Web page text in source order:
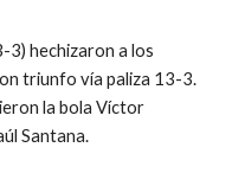
3) hechizaron a los
triunfo vía paliza 13-3.
la bola Víctor
Santana.